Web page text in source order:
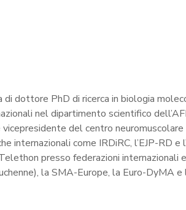
dottore PhD di ricerca in biologia
nel dipartimento scientifico
del centro neuromuscolare
come IRDiRC, l’EJP-RD e
presso federazioni internazionali
la SMA-Europe, la Euro-DyMA e